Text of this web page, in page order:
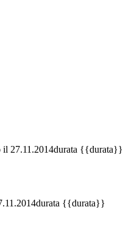
il 27.11.2014durata {{durata}}
durata {{durata}}